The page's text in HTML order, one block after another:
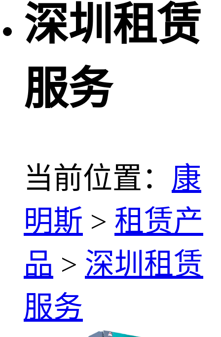
深圳租赁
服务
当前位置： 康
明斯 > 租赁产
品 > 深圳租赁
服务